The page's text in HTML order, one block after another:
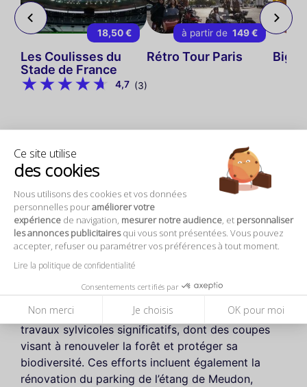
Ce site utilise
des cookies
Nous utilisons des cookies et vos données
personnelles pouraméliorer votre
expérience de navigation, mesurer notre audience , et personnaliser
les annonces publicitairesqui vous sont présentées. Vous pouvez
accepter, refuser ou paramétrer vos préférences à tout moment.
Lire la politique de confidentialité
Consentements certifiés par
Non merci Je choisis OK pour moi
18,50 €
Les Coulisses du
Stade de France
4,7 (3)
à partir de 149 €
Rétro Tour Paris Big
3. Forêt de Meudon
, située à proximité de Paris,
est un lieu incontournable pour les familles en
quête de nature. En 2025, la forêt fait l'objet de
travaux sylvicoles significatifs, dont des coupes
visant à renouveler la forêt et protéger sa
biodiversité. Ces efforts incluent également la
rénovation du parking de l’étang de Meudon,